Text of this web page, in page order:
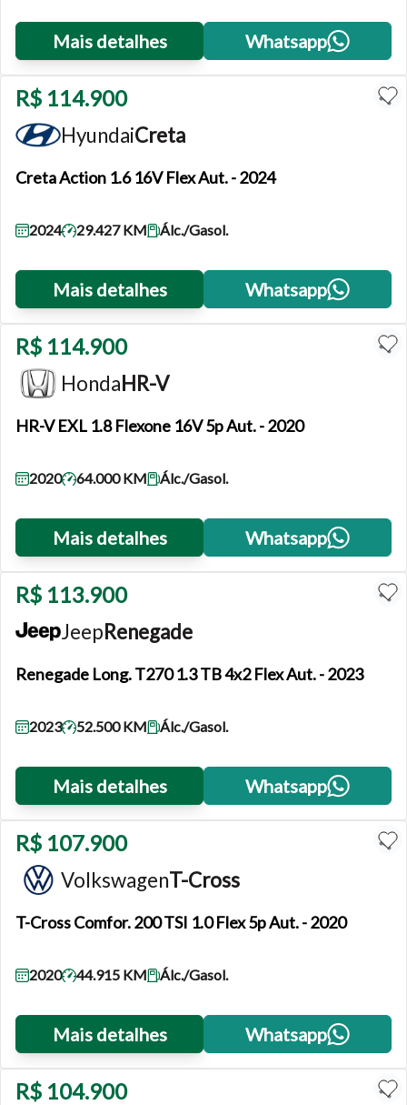
Para aumentar ou diminuir a fonte em nosso site, utilize os
atalhos Ctrl+ (para aumentar) e Ctrl- (para diminuir) no seu
teclado.
Mais detalhes Whatsapp
R$ 114.900
HyundaiCreta
CretaAction 1.6 16V Flex Aut. - 2024
2024 29.427 KM Álc./Gasol.
Mais detalhes Whatsapp
R$ 114.900
HondaHR-V
HR-V EXL 1.8 Flexone 16V 5p Aut. - 2020
2020 64.000 KM Álc./Gasol.
Mais detalhes Whatsapp
R$ 113.900
Jeep Renegade
Renegade Long. T270 1.3 TB 4x2 Flex Aut. - 2023
2023 52.500 KM Álc./Gasol.
Mais detalhes Whatsapp
R$ 107.900
VolkswagenT-Cross
T-CrossComfor. 200 TSI 1.0 Flex 5p Aut. - 2020
2020 44.915 KM Álc./Gasol.
Mais detalhes Whatsapp
R$ 104.900